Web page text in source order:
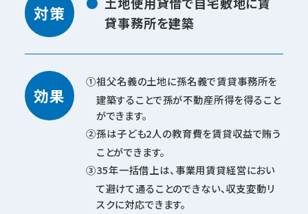
対策
貸事務所を建築
効果
祖父名義の土地に孫名義で賃貸事務所を
建築することで孫が不動産所得を得ること
ができます。
孫は子ども2人の教育費を賃貸収益で賄う
ことができます。
35年一括借上は、事業用賃貸経営におい
て避けて通ることのできない、収支変動リ
スクに対応できます。